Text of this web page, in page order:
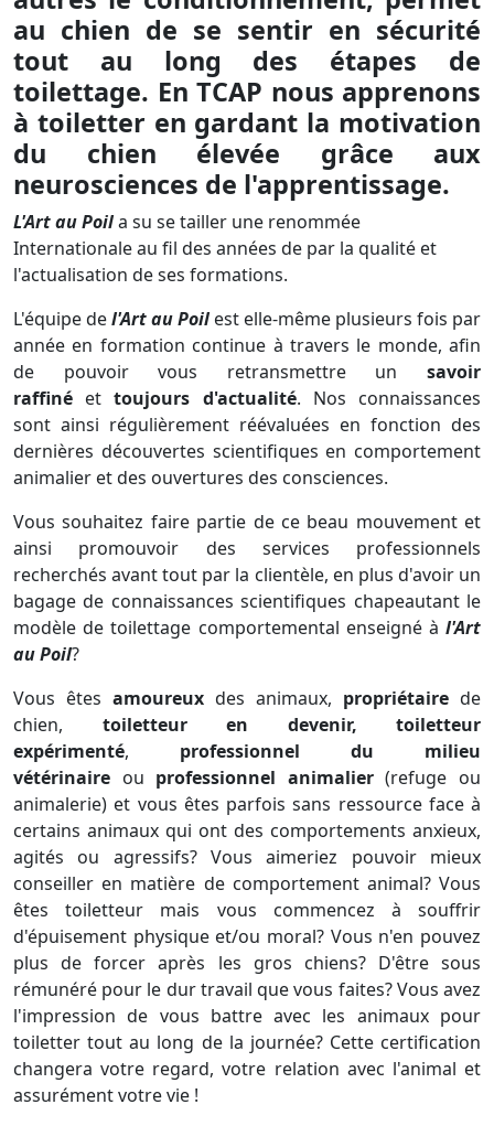
au chien de se sentir en sécurité
tout au long des étapes de
toilettage. En TCAP nous apprenons
à toiletter en gardant la motivation
du chien élevée grâce aux
neurosciences de l'apprentissage.
L'Art au Poila su se tailler une renommée
Internationale au fil des années de par la qualité et
l'actualisation de ses formations.
L'équipe del'Art au Poil est elle-même plusieurs fois par
année en formation continue à travers le monde, afin
de pouvoir vous retransmettre un
savoir
raffiné et toujours d'actualité. Nos connaissances
sont ainsi régulièrement réévaluées en fonction des
dernières découvertes scientifiques en comportement
animalier et des ouvertures des consciences.
Vous souhaitez faire partie de ce beau mouvement et
ainsi promouvoir des services professionnels
recherchés avant tout par la clientèle, en plus d'avoir un
bagage de connaissances scientifiques chapeautant le
modèle de toilettage comportemental enseigné à l'Art
au Poil?
Vous êtes amoureux des animaux, propriétaire de
chien, toiletteur en devenir, toiletteur
expérimenté,
professionnel du milieu
vétérinaire ou professionnel animalier(refuge ou
animalerie) et vous êtes parfois sans ressource face à
certains animaux qui ont des comportements anxieux,
agités ou agressifs? Vous aimeriez pouvoir mieux
conseiller en matière de comportement animal? Vous
êtes toiletteur mais vous commencez à souffrir
d'épuisement physique et/ou moral? Vous n'en pouvez
plus de forcer après les gros chiens? D'être sous
rémunéré pour le dur travail que vous faites? Vous avez
l'impression de vous battre avec les animaux pour
toiletter tout au long de la journée? Cette certification
changera votre regard, votre relation avec l'animal et
assurément votre vie !